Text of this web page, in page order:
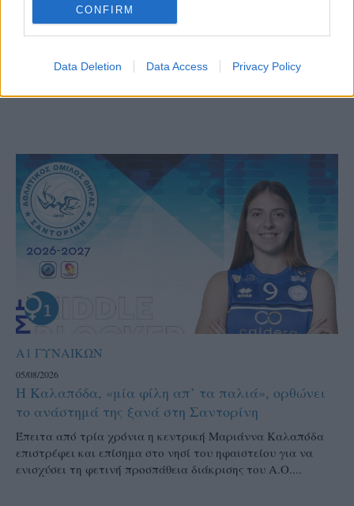
CONFIRM
Data Deletion Data Access Privacy Policy
Aκολουθήστε μας
παντού…
Α1 ΓΥΝΑΙΚΩΝ
05/08/2026
Η Καλαπόδα, «μία φίλη απ’ τα παλιά», ορθώνει
το ανάστημά της ξανά στη Σαντορίνη
Έπειτα από τρία χρόνια η κεντρική Μαριάννα Καλαπόδα
επιστρέφει και επίσημα στο νησί του ηφαιστείου για να
ενισχύσει τη φετινή προσπάθεια διάκρισης του Α.Ο....